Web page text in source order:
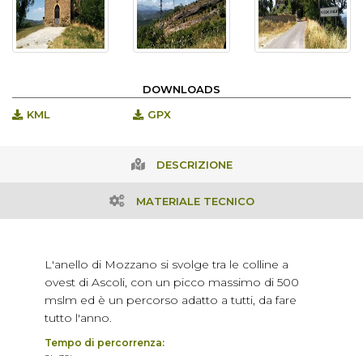
DOWNLOADS
KML
GPX
DESCRIZIONE
MATERIALE TECNICO
L'anello di Mozzano si svolge tra le colline a
ovest di Ascoli, con un picco massimo di 500
mslm ed è un percorso adatto a tutti, da fare
tutto l'anno.
Tempo di percorrenza: